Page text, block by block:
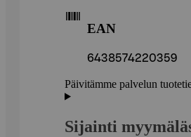
EAN
6438574220359
Päivitämme palvelun
Sijainti